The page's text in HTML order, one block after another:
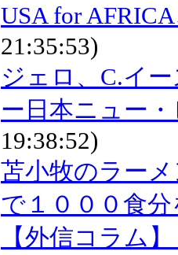
USA for
21:35:53)
ジェロ、C.イ
ー日本ニュー
19:38:52)
苫小牧のラー
で１０００食
【外信コラム